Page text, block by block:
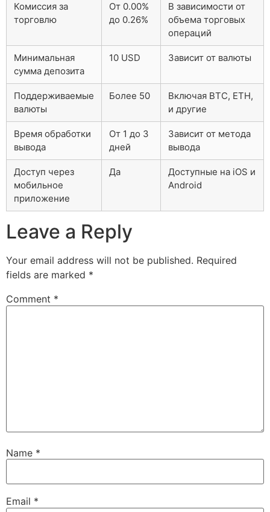
Комиссия за
торговлю
От 0.00%
до 0.26%
В зависимости от
объема торговых
операций
Минимальная
сумма депозита
10 USD Зависит от валюты
Поддерживаемые
валюты
Более 50
Включая BTC, ETH,
и другие
Время обработки
вывода
От 1 до 3
дней
Зависит от метода
вывода
Доступ через
мобильное
приложение
Да
Доступные на iOS и
Android
Leave a Reply
Your email address will not be published. Required
fields are marked *
Comment *
Name *
Email *